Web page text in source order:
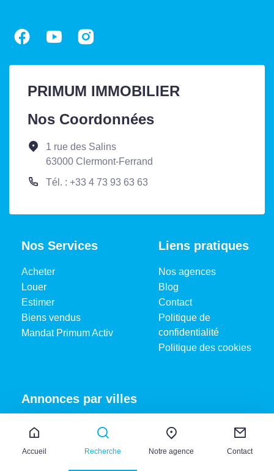
Accueil Recherche Notre agence Contact
PRIMUM IMMOBILIER
Nos Coordonnées
1 rue des Salins
63000 Clermont-Ferrand
Tél. : +33 4 73 93 63 63
Nos Services
Acheter
Louer
Estimer
Biens vendus
Mandat Primum Activ
Liens pratiques
Nos agences
Blog
Contact
Politique de
confidentialité
Politique des cookies
Annonces par villes
Maison à vendre, Aubiere
Demeure de Prestige à vendre, Chamalieres
Terrain à vendre, Charmeil